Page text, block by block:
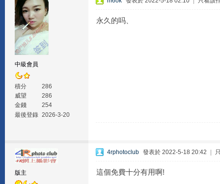
中級會員
積分
286
威望
286
金錢
254
最後登錄 2026-3-20
永久的吗、
版主
4rphotoclub 發表於 2022-5-18 20:42
這個免費十分有用啊!